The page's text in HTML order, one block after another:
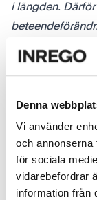
Denna
Vi använder
och annonserna
för sociala
vidarebefordrar
information från
i längden.
Alla behöver
som vin eller
sämre. Många
köpa
med att bo på
För cirkulär